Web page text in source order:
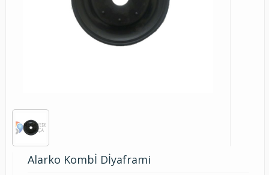
Alarko Kombİ Dİyaframi